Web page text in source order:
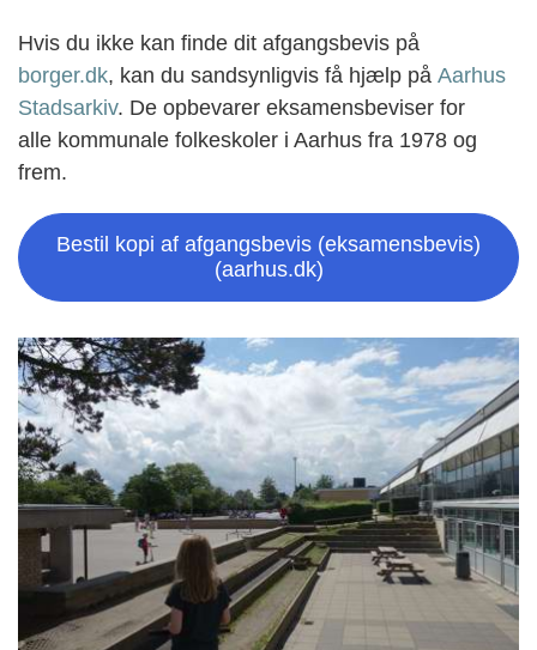
Hvis du ikke kan finde dit afgangsbevis på
borger.dk, kan du sandsynligvis få hjælp på Aarhus
Stadsarkiv. De opbevarer eksamensbeviser for
alle kommunale folkeskoler i Aarhus fra 1978 og
frem.
Bestil kopi af afgangsbevis (eksamensbevis)
(aarhus.dk)